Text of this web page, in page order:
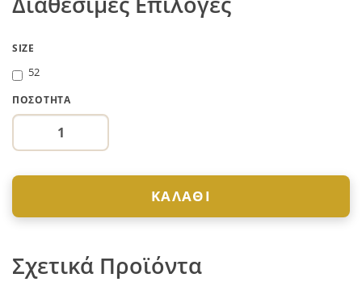
SIZE
52
ΠΟΣΌΤΗΤΑ
ΚΑΛΆΘΙ
Σχετικά Προϊόντα